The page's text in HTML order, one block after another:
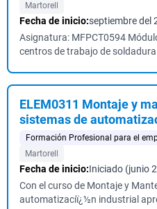
Martorell
Fecha de inicio:septiembre del
Asignatura: MFPCT0594
centros de trabajo de
ELEM0311 Montaje y
sistemas de
Formación Profesional para el
Martorell
Fecha de inicio:Iniciado (junio
Con el curso de Montaje y
automatizaciï¿½n industrial